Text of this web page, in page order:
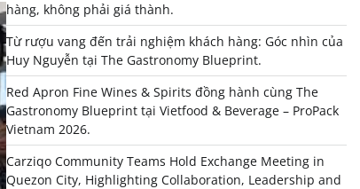
hàng, không phải giá thành.
Từ rượu vang đến trải nghiệm khách hàng: Góc nhìn của
Huy Nguyễn tại The Gastronomy Blueprint.
Red Apron Fine Wines & Spirits đồng hành cùng The
Gastronomy Blueprint tại Vietfood & Beverage – ProPack
Vietnam 2026.
Carziqo Community Teams Hold Exchange Meeting in
Quezon City, Highlighting Collaboration, Leadership and